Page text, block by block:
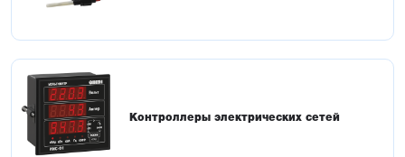
Контроллеры электрических сетей